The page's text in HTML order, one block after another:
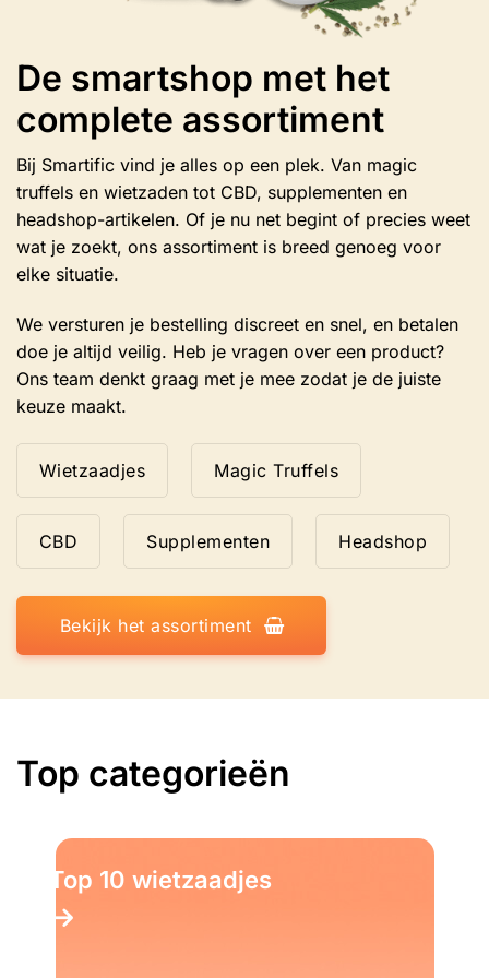
De smartshop met het
complete assortiment
Bij Smartific vind je alles op een plek. Van magic
truffels en wietzaden tot CBD, supplementen en
headshop-artikelen. Of je nu net begint of precies weet
wat je zoekt, ons assortiment is breed genoeg voor
elke situatie.
We versturen je bestelling discreet en snel, en betalen
doe je altijd veilig. Heb je vragen over een product?
Ons team denkt graag met je mee zodat je de juiste
keuze maakt.
Wietzaadjes Magic Truffels
CBD Supplementen Headshop
Bekijk het assortiment
Top categorieën
wietzaadjes